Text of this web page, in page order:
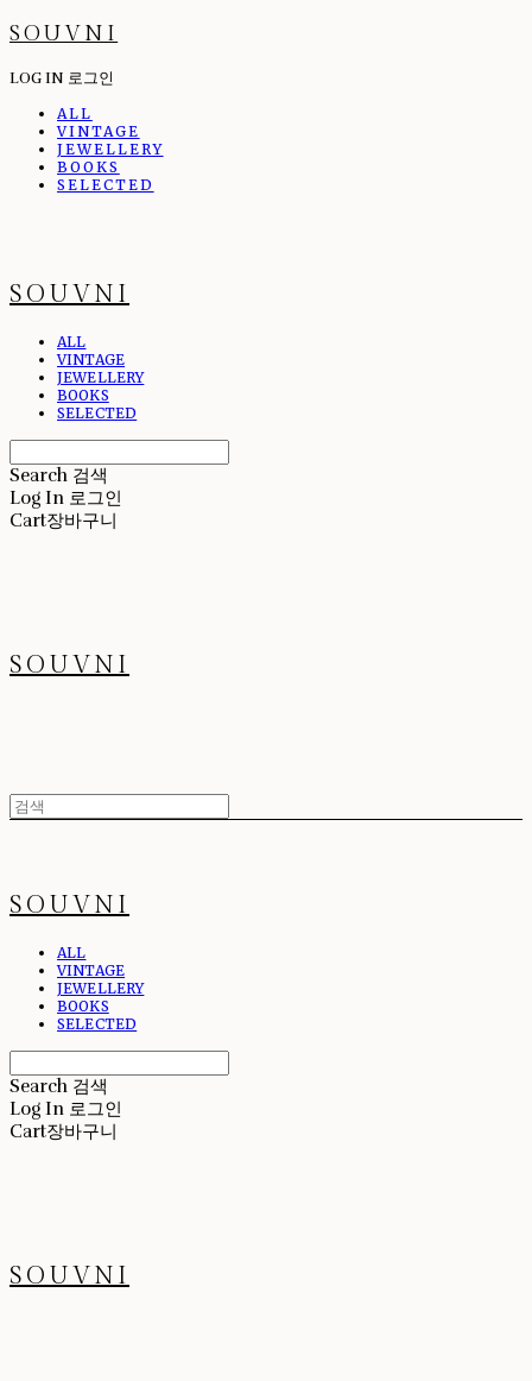
SOUVNI
LOG IN 로그인
ALL
VINTAGE
JEWELLERY
BOOKS
SELECTED
SOUVNI
ALL
VINTAGE
JEWELLERY
BOOKS
SELECTED
Search 검색
Log In 로그인
Cart장바구니
SOUVNI
SOUVNI
ALL
VINTAGE
JEWELLERY
BOOKS
SELECTED
Search 검색
Log In 로그인
Cart장바구니
SOUVNI